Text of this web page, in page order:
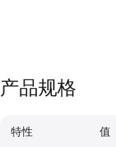
产品规格
特性 值